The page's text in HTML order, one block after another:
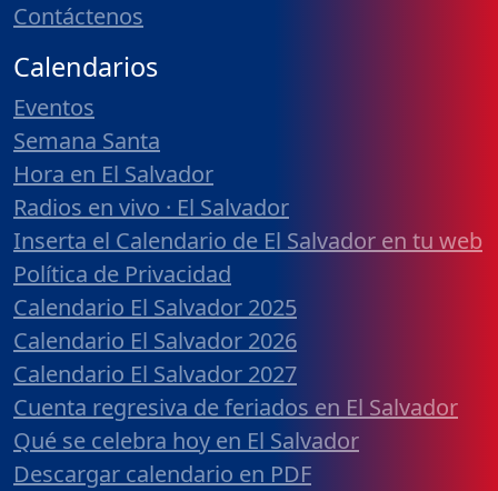
Contáctenos
Calendarios
Eventos
Semana Santa
Hora en El Salvador
Radios en vivo · El Salvador
Inserta el Calendario de El Salvador en tu web
Política de Privacidad
Calendario El Salvador 2025
Calendario El Salvador 2026
Calendario El Salvador 2027
Cuenta regresiva de feriados en El Salvador
Qué se celebra hoy en El Salvador
Descargar calendario en PDF